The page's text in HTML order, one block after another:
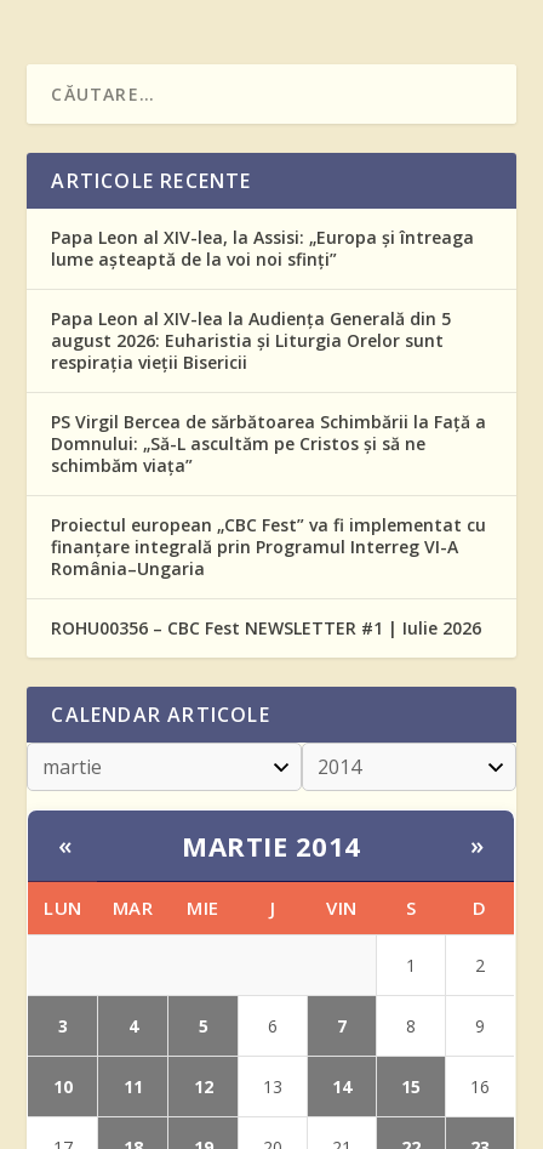
ARTICOLE RECENTE
Papa Leon al XIV-lea, la Assisi: „Europa și întreaga
lume așteaptă de la voi noi sfinți”
Papa Leon al XIV-lea la Audiența Generală din 5
august 2026: Euharistia și Liturgia Orelor sunt
respirația vieții Bisericii
PS Virgil Bercea de sărbătoarea Schimbării la Față a
Domnului: „Să-L ascultăm pe Cristos și să ne
schimbăm viața”
Proiectul european „CBC Fest” va fi implementat cu
finanțare integrală prin Programul Interreg VI-A
România–Ungaria
ROHU00356 – CBC Fest NEWSLETTER #1 | Iulie 2026
CALENDAR ARTICOLE
« MARTIE 2014 »
LUN MAR MIE J VIN S D
1 2
3 4 5 6 7 8 9
10 11 12 13 14 15 16